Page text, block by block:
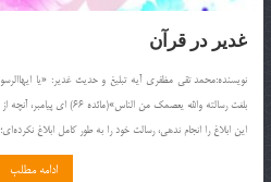
غدير در قرآن
نويسنده:محمد تقى مظفرى آيه تبليغ و حديث غدير: «يا
بلغت رسالته والله يعصمك من
اين ابلاغ را انجام ندهى، رسالت خود را به طور كامل ابلاغ
ادامه مطلب